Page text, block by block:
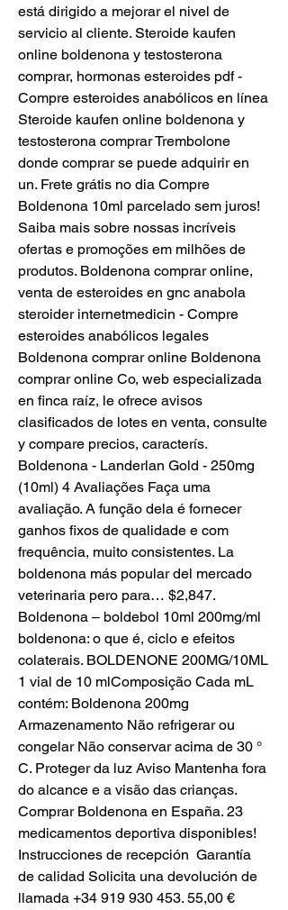
está dirigido a mejorar el nivel de
servicio al cliente. Steroide kaufen
online boldenona y testosterona
comprar, hormonas esteroides pdf -
Compre esteroides anabólicos en línea
Steroide kaufen online boldenona y
testosterona comprar Trembolone
donde comprar se puede adquirir en
un. Frete grátis no dia Compre
Boldenona 10ml parcelado sem juros!
Saiba mais sobre nossas incríveis
ofertas e promoções em milhões de
produtos. Boldenona comprar online,
venta de esteroides en gnc anabola
steroider internetmedicin - Compre
esteroides anabólicos legales
Boldenona comprar online Boldenona
comprar online Co, web especializada
en finca raíz, le ofrece avisos
clasificados de lotes en venta, consulte
y compare precios, caracterís.
Boldenona - Landerlan Gold - 250mg
(10ml) 4 Avaliações Faça uma
avaliação. A função dela é fornecer
ganhos fixos de qualidade e com
frequência, muito consistentes. La
boldenona más popular del mercado
veterinaria pero para… $2,847.
Boldenona – boldebol 10ml 200mg/ml
boldenona: o que é, ciclo e efeitos
colaterais. BOLDENONE 200MG/10ML
1 vial de 10 mlComposição Cada mL
contém: Boldenona 200mg
Armazenamento Não refrigerar ou
congelar Não conservar acima de 30 °
C. Proteger da luz Aviso Mantenha fora
do alcance e a visão das crianças.
Comprar Boldenona en España. 23
medicamentos deportiva disponibles!
Instrucciones de recepción  Garantía
de calidad Solicita una devolución de
llamada +34 919 930 453. 55,00 €